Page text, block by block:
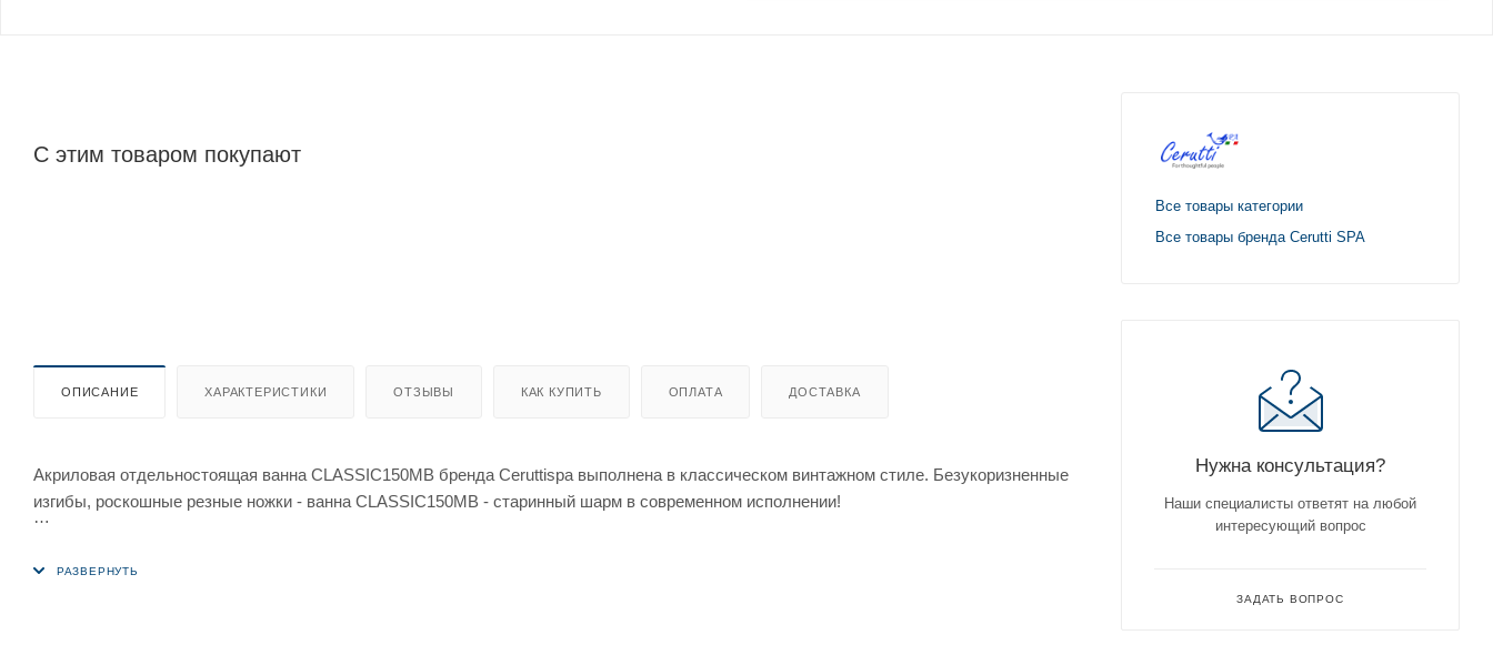
С этим товаром покупают
ОПИСАНИЕ ХАРАКТЕРИСТИКИ ОТЗЫВЫ КАК КУПИТЬ ОПЛАТА ДОСТАВКА
Акриловая отдельностоящая ванна CLASSIC150MB бренда Ceruttispa выполнена в классическом винтажном стиле. Безукоризненные
изгибы, роскошные резные ножки - ванна CLASSIC150MB - старинный шарм в современном исполнении!
Все товары категории
Все товары бренда Cerutti SPA
Нужна консультация?
Наши специалисты ответят на любой
интересующий вопрос
ЗАДАТЬ ВОПРОС